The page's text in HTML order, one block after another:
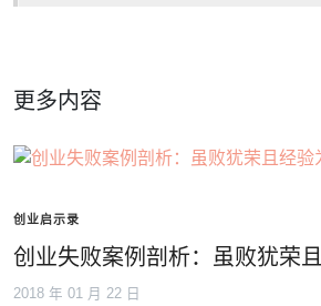
更多内容
创业启示录
创业失败案例剖析：虽败犹荣
2018 年 01 月 22 日